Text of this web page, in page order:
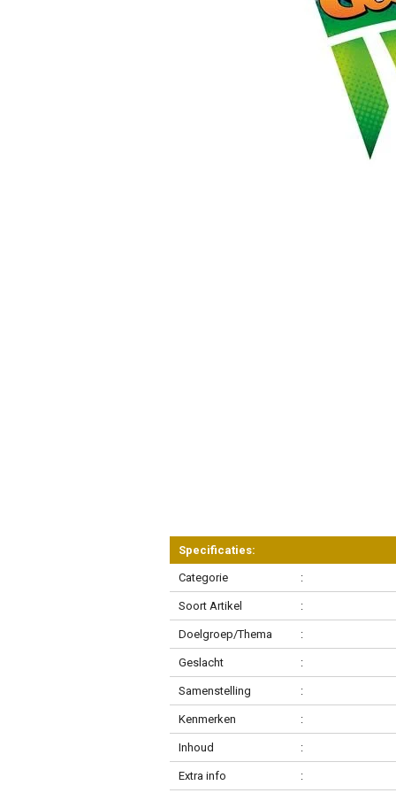
Specificaties:
Categorie :
Soort Artikel :
Doelgroep/Thema :
Geslacht :
Samenstelling :
Kenmerken :
Inhoud :
Extra info :